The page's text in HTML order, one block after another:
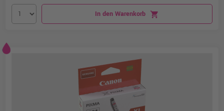
In den Warenkorb shopping_cart